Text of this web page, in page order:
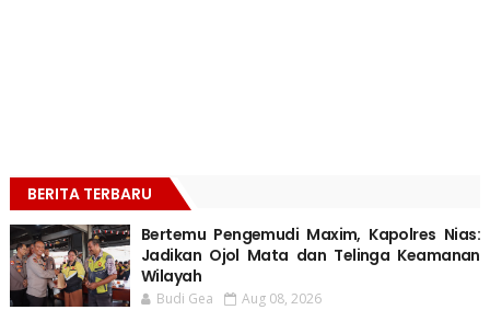
BERITA TERBARU
Bertemu Pengemudi Maxim, Kapolres Nias:
Jadikan Ojol Mata dan Telinga Keamanan
Wilayah
Budi Gea Aug 08, 2026